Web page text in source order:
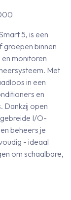
5, is een
groepen binnen
en monitoren
Met
in een
en
Dankzij open
I/O-
beheers je
- ideaal
om schaalbare,